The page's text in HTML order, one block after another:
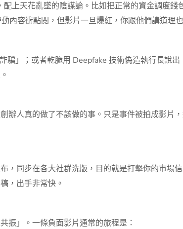
上天花亂墜的陰謀論。比如把正常的資金調度
內容衝點閱，但影片一旦爆紅，你跟他們講道理
騙」；或者乾脆用 Deepfake 技術偽造執行長說
辦人真的做了不該做的事。只是事件被拍成影片
，同步在各大社群洗版，目的就是打擊你的市場
，出手非常快。
振」。一條負面影片通常的旅程是：